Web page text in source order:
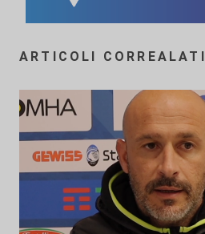
ARTICOLI CORREALATI